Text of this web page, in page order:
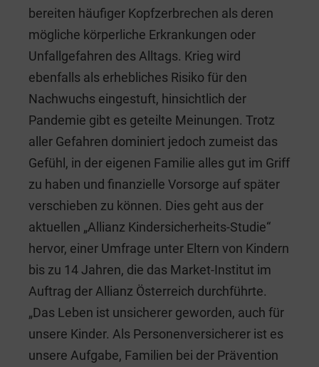
bereiten häufiger Kopfzerbrechen als deren
mögliche körperliche Erkrankungen oder
Unfallgefahren des Alltags. Krieg wird
ebenfalls als erhebliches Risiko für den
Nachwuchs eingestuft, hinsichtlich der
Pandemie gibt es geteilte Meinungen. Trotz
aller Gefahren dominiert jedoch zumeist das
Gefühl, in der eigenen Familie alles gut im Griff
zu haben und finanzielle Vorsorge auf später
verschieben zu können. Dies geht aus der
aktuellen „Allianz Kindersicherheits-Studie“
hervor, einer Umfrage unter Eltern von Kindern
bis zu 14 Jahren, die das Market-Institut im
Auftrag der Allianz Österreich durchführte.
„Das Leben ist unsicherer geworden, auch für
unsere Kinder. Als Personenversicherer ist es
unsere Aufgabe, Familien bei der Prävention